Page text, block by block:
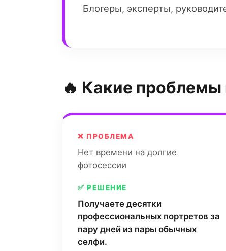
Блогеры, эксперты,
🔥 Какие
❌ ПРОБЛЕМА
Нет времени на долгие
фотосессии
✅ РЕШЕНИЕ
Получаете десятки
профессиональных портретов за
пару дней из пары обычных
селфи.